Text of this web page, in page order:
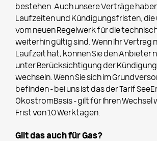
bestehen. Auch unsere Verträge
Laufzeiten und Kündigungsfristen, die
vom neuen Regelwerk für die
weiterhin gültig sind. Wenn Ihr Vertrag
Laufzeit hat, können Sie den Anbieter
unter Berücksichtigung der
wechseln. Wenn Sie sich im
befinden – bei uns ist das der Tarif
ÖkostromBasis – gilt für Ihren Wechsel
Frist von 10 Werktagen.
Gilt das auch für Gas?